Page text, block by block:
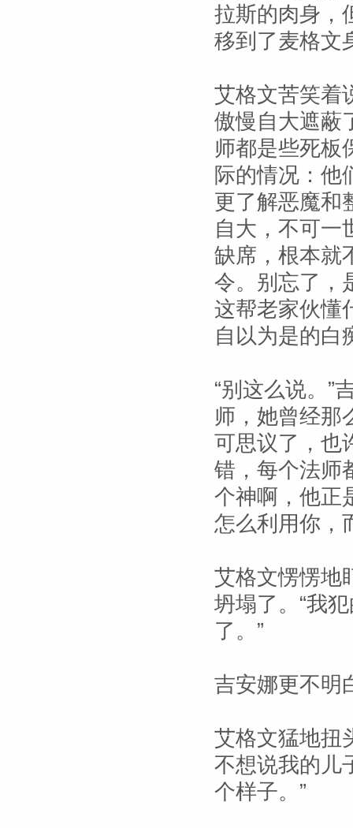
拉斯的肉身，
移到了麦格文
艾格文苦笑着
傲慢自大遮蔽
师都是些死板
际的情况：他
更了解恶魔和
自大，不可一
缺席，根本就
令。别忘了，
这帮老家伙懂
自以为是的白
“别这么说。”
师，她曾经那
可思议了，也
错，每个法师
个神啊，他正
怎么利用你，
艾格文愣愣地
坍塌了。“我
了。”
吉安娜更不明
艾格文猛地扭
不想说我的儿
个样子。”